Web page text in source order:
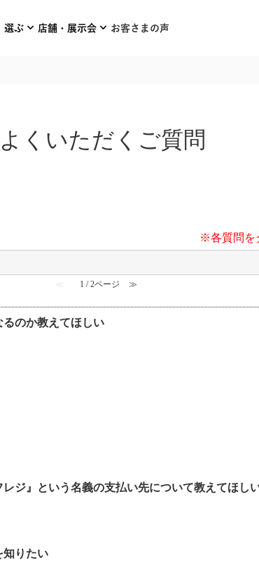
選ぶexpand_more 店舗・展示会expand_more お客さまの声
よくいただくご質問
※各質問を
≪ 1 / 2ページ ≫
のか教えてほしい
ジ』という名義の支払い先について教えてほし
知りたい